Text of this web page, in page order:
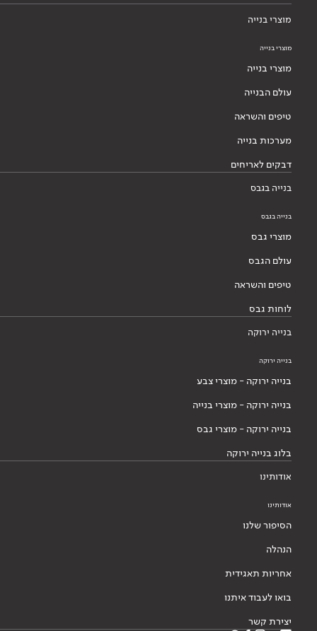
מוצרי בנייה
מוצרי בנייה
מוצרי בנייה
עולם הבנייה
טיפים והשראה
מערכות בנייה
דבקים לאריחים
בנייה בגבס
בנייה בגבס
מוצרי גבס
עולם הגבס
טיפים והשראה
לוחות גבס
בנייה ירוקה
בנייה ירוקה
בנייה ירוקה - מוצרי צבע
בנייה ירוקה - מוצרי בנייה
בנייה ירוקה - מוצרי גבס
בלוג בנייה ירוקה
אודותינו
אודותינו
הסיפור שלנו
הנהלה
אחריות תאגידית
בואו לעבוד איתנו
יצירת קשר